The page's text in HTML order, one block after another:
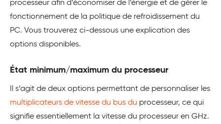
processeur afin d’économiser de l’énergie et de gérer le
fonctionnement de la politique de refroidissement du
PC. Vous trouverez ci-dessous une explication des
options disponibles.
État minimum/maximum du processeur
Il s’agit de deux options permettant de personnaliser les
multiplicateurs de vitesse du bus du processeur, ce qui
signifie essentiellement la vitesse du processeur en GHz.